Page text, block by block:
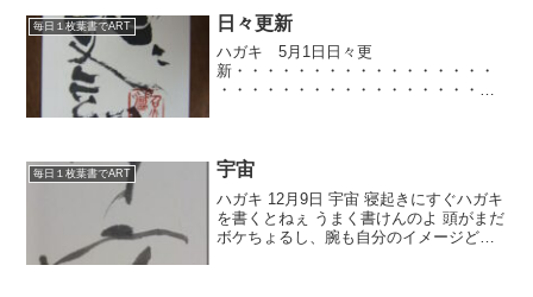
毎日１枚葉書でART 日々更新
ハガキ 5月1日日々更
新・・・・・・・・・・・・・・・・・
・・・・・・・・・・・・・・・・・・
がまとまってきました。イメージといっ
毎日１枚葉書でART 宇宙
ハガキ 12月9日 宇宙 寝起きにすぐハガキ
を書くとねぇ うまく書けんのよ 頭がまだ
ボケちょるし、腕も自分のイメージどお